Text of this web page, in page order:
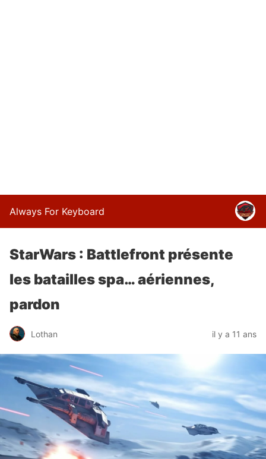
Always For Keyboard
StarWars : Battlefront présente
les batailles spa… aériennes,
pardon
Lothan il y a 11 ans